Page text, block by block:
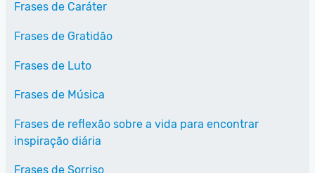
Frases de Caráter
Frases de Gratidão
Frases de Luto
Frases de Música
Frases de reflexão sobre a vida para encontrar
inspiração diária
Frases de Sorriso